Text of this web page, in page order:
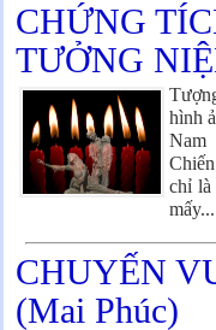
CHỨNG
TƯỞNG
hình
Nam
chỉ là
mấy...
CHUYẾN
(Mai Phúc)